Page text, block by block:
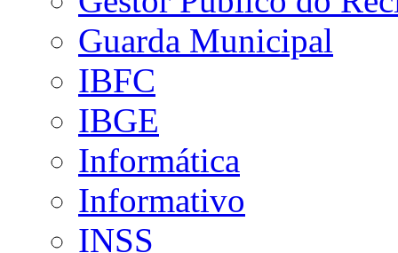
Guarda Municipal
IBFC
IBGE
Informática
Informativo
INSS